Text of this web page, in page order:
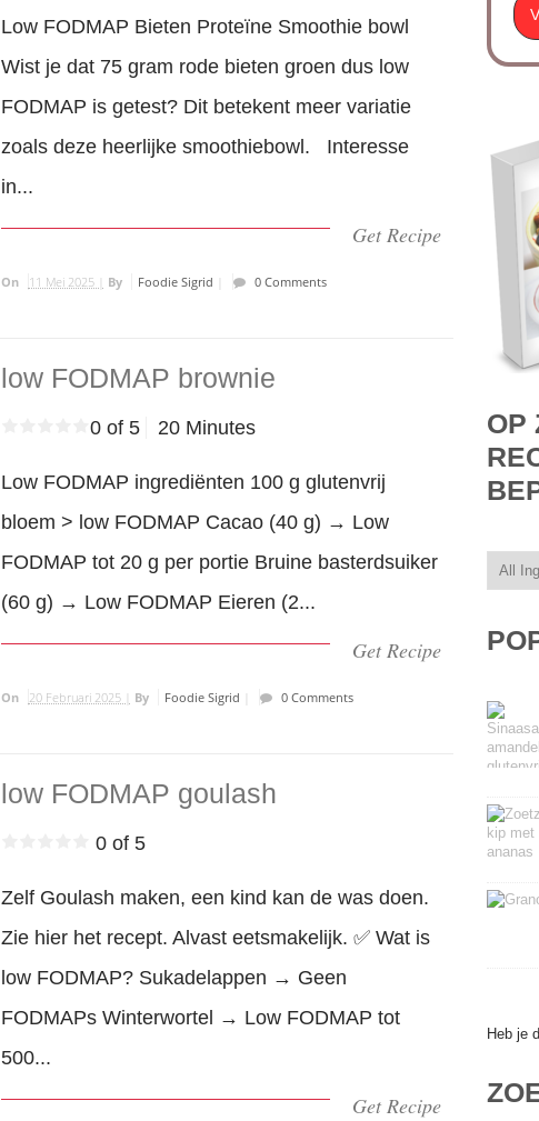
Low FODMAP Bieten Proteïne Smoothie bowl
Wist je dat 75 gram rode bieten groen dus low
FODMAP is getest? Dit betekent meer variatie
zoals deze heerlijke smoothiebowl. Interesse
in...
Get Recipe
On 11 Mei 2025 | By Foodie Sigrid 0 Comments
low FODMAP brownie
0 of 5 20 Minutes
Low FODMAP ingrediënten 100 g glutenvrij
bloem > low FODMAP Cacao (40 g) → Low
FODMAP tot 20 g per portie Bruine basterdsuiker
(60 g) → Low FODMAP Eieren (2...
Get Recipe
On 20 Februari 2025 | By Foodie Sigrid 0 Comments
low FODMAP goulash
0 of 5
Zelf Goulash maken, een kind kan de was doen.
Zie hier het recept. Alvast eetsmakelijk. ✅ Wat is
low FODMAP? Sukadelappen → Geen
FODMAPs Winterwortel → Low FODMAP tot
500...
Get Recipe
OP
Heb je